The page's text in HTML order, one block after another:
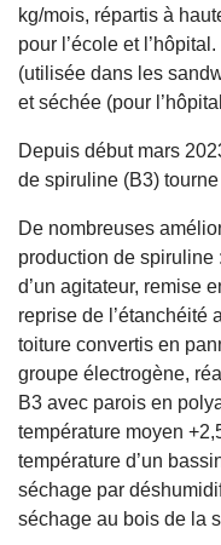
kg/mois, répartis à
pour l’école et
(utilisée dans les
et séchée (pour
Depuis début mars
de spiruline (B3)
De nombreuses
production de spiruline
d’un agitateur, remise
reprise de l’étanchéité
toiture convertis en
groupe électrogène,
B3 avec parois en
température moyen
température d’un
séchage par
séchage au bois de la